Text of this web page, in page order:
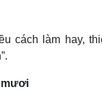
Phân tích
cách làm hay,
mươi